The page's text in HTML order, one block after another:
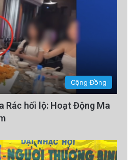
Cộng Đồng
Rác hối lộ: Hoạt Động Ma